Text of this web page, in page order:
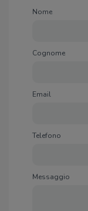
Nome
Cognome
Email
Telefono
Messaggio